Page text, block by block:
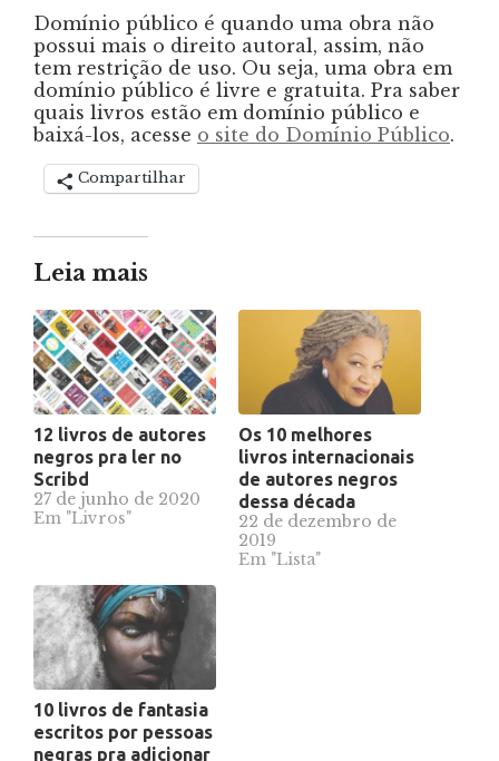
Domínio público é quando uma obra não
possui mais o direito autoral, assim, não
tem restrição de uso. Ou seja, uma obra em
domínio público é livre e gratuita. Pra saber
quais livros estão em domínio público e
baixá-los, acesse o site do Domínio Público.
Compartilhar
Leia mais
12 livros de autores
negros pra ler no
Scribd
27 de junho de 2020
Em "Livros"
Os 10 melhores
livros internacionais
de autores negros
dessa década
22 de dezembro de
2019
Em "Lista"
10 livros de fantasia
escritos por pessoas
negras pra adicionar